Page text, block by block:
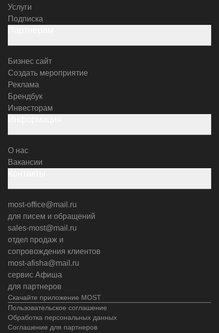
Скачайте приложение MOST
Услуги
Подписка
Бизнес сайт
Создать мероприятие
Реклама
Брендбук
Инвесторам
О нас
Вакансии
most-office@mail.ru
для писем и обращений
sales-most@mail.ru
отдел продаж и
сопровождения клиентов
most-afisha@mail.ru
сервис Афиша
для партнеров
Пользовательское соглашение
Обработка персональных данных
Соглашение для партнеров